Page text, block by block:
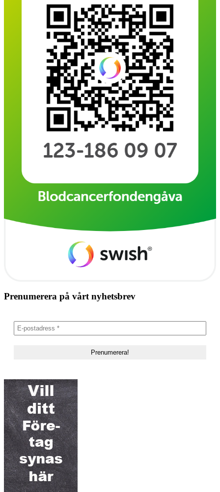
Prenumerera på vårt nyhetsbrev